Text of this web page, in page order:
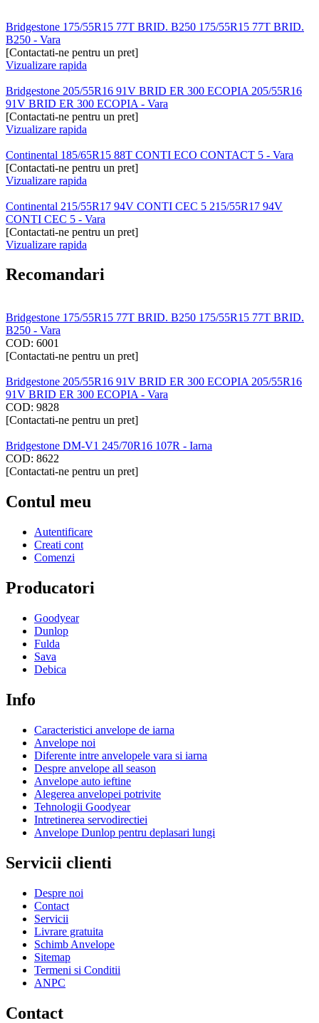
Bridgestone 175/55R15 77T BRID. B250 175/55R15 77T BRID.
B250 - Vara
[Contactati-ne pentru un pret]
Vizualizare rapida
Bridgestone 205/55R16 91V BRID ER 300 ECOPIA 205/55R16
91V BRID ER 300 ECOPIA - Vara
[Contactati-ne pentru un pret]
Vizualizare rapida
Continental 185/65R15 88T CONTI ECO CONTACT 5 - Vara
[Contactati-ne pentru un pret]
Vizualizare rapida
Continental 215/55R17 94V CONTI CEC 5 215/55R17 94V
CONTI CEC 5 - Vara
[Contactati-ne pentru un pret]
Vizualizare rapida
Recomandari
Bridgestone 175/55R15 77T BRID. B250 175/55R15 77T BRID.
B250 - Vara
COD: 6001
[Contactati-ne pentru un pret]
Bridgestone 205/55R16 91V BRID ER 300 ECOPIA 205/55R16
91V BRID ER 300 ECOPIA - Vara
COD: 9828
[Contactati-ne pentru un pret]
Bridgestone DM-V1 245/70R16 107R - Iarna
COD: 8622
[Contactati-ne pentru un pret]
Contul meu
Autentificare
Creati cont
Comenzi
Producatori
Goodyear
Dunlop
Fulda
Sava
Debica
Info
Caracteristici anvelope de iarna
Anvelope noi
Diferente intre anvelopele vara si iarna
Despre anvelope all season
Anvelope auto ieftine
Alegerea anvelopei potrivite
Tehnologii Goodyear
Intretinerea servodirectiei
Anvelope Dunlop pentru deplasari lungi
Servicii clienti
Despre noi
Contact
Servicii
Livrare gratuita
Schimb Anvelope
Sitemap
Termeni si Conditii
ANPC
Contact